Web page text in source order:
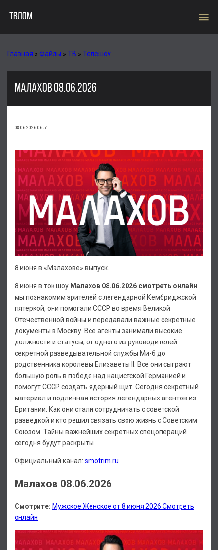
ТВЛОМ menu
Главная » Файлы » ТВ » Телешоу
МАЛАХОВ 08.06.2026
08.06.2026, 06:51
8 июня в «Малахове» выпуск.
8 июня в ток шоу Малахов 08.06.2026 смотреть онлайн
мы познакомим зрителей с легендарной Кембриджской
пятеркой, они помогали СССР во время Великой
Отечественной войны и передавали важные секретные
документы в Москву. Все агенты занимали высокие
должности и статусы, от одного из руководителей
секретной разведывательной службы Ми-6 до
родственника королевы Елизаветы II. Все они сыграют
большую роль в победе над нацистской Германией и
помогут СССР создать ядерный щит. Сегодня секретный
материал и подлинная история легендарных агентов из
Британии. Как они стали сотрудничать с советской
разведкой и кто решил связать свою жизнь с Советским
Союзом. Тайны важнейших секретных спецопераций
сегодня будут раскрыты
Официальный канал: smotrim.ru
Малахов 08.06.2026
Смотрите: Мужское Женское от 8 июня 2026 Смотреть
онлайн